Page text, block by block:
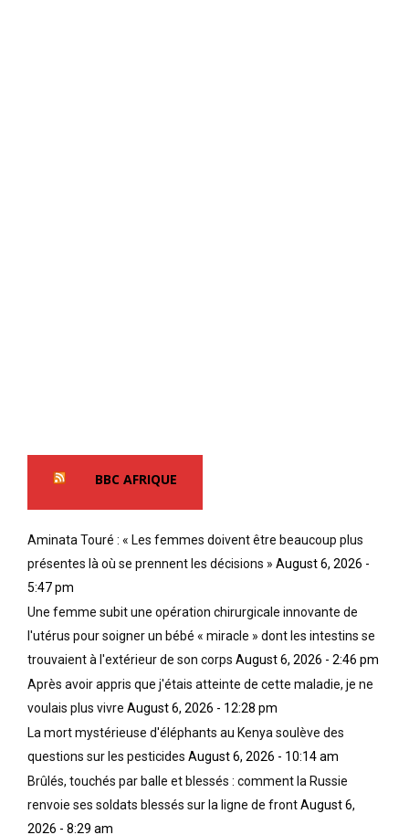
BBC AFRIQUE
Aminata Touré : « Les femmes doivent être beaucoup plus
présentes là où se prennent les décisions » August 6, 2026 -
5:47 pm
Une femme subit une opération chirurgicale innovante de
l'utérus pour soigner un bébé « miracle » dont les intestins se
trouvaient à l'extérieur de son corps August 6, 2026 - 2:46 pm
Après avoir appris que j'étais atteinte de cette maladie, je ne
voulais plus vivre August 6, 2026 - 12:28 pm
La mort mystérieuse d'éléphants au Kenya soulève des
questions sur les pesticides August 6, 2026 - 10:14 am
Brûlés, touchés par balle et blessés : comment la Russie
renvoie ses soldats blessés sur la ligne de frontAugust 6,
2026 - 8:29 am